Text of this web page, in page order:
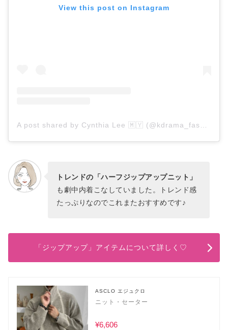
View this post on Instagram
A post shared by Cynthia Lee 🇲🇾 (@kdrama_fashion)
トレンドの「ハーフジップアップニット」
も劇中内着こなしていました。トレンド感
たっぷりなのでこれまたおすすめです♪
「ジップアップ」アイテムについて詳しく♡
ASCLO エジュクロ
ニット・セーター
¥6,606